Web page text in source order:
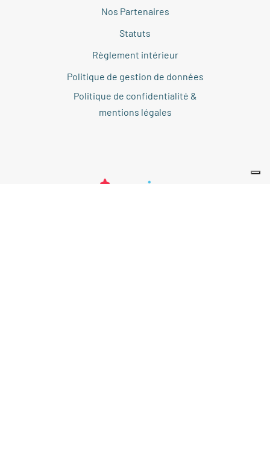
Nos Partenaires
Statuts
Règlement intérieur
Politique de gestion de données
Politique de confidentialité &
mentions légales